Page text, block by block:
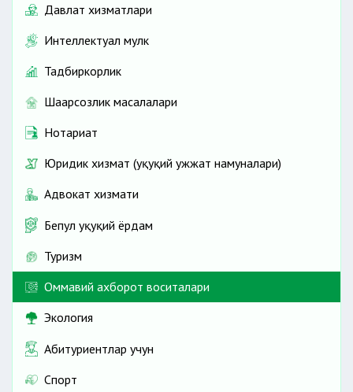
Давлат хизматлари
Интеллектуал мулк
Тадбиркорлик
Шаҳарсозлик масалалари
Нотариат
Юридик хизмат (ҳуқуқий ҳужжат намуналари)
Адвокат хизмати
Бепул ҳуқуқий ёрдам
Туризм
Оммавий ахборот воситалари
Экология
Абитуриентлар учун
Спорт